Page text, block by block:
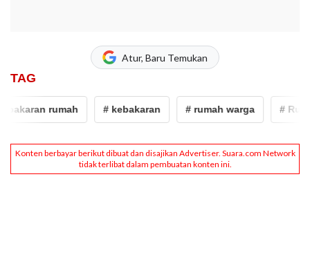
Atur, Baru Temukan
TAG
rumah # kebakaran # rumah warga #